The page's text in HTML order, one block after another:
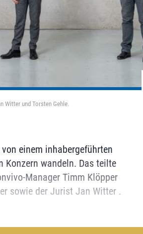
Witter und Torsten Gehle.
einem inhabergeführten
Konzern wandeln. Das teilte
Manager Timm Klöpper
sowie der Jurist Jan Witter .